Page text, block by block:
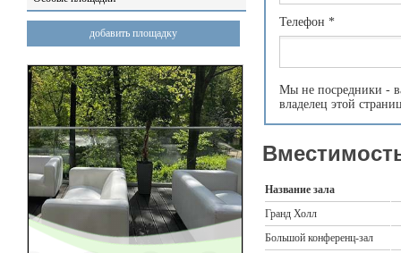
добавить площадку
Телефон *
Мы не посредники -
владелец этой
Название зала
Гранд Холл
Большой конференц-зал